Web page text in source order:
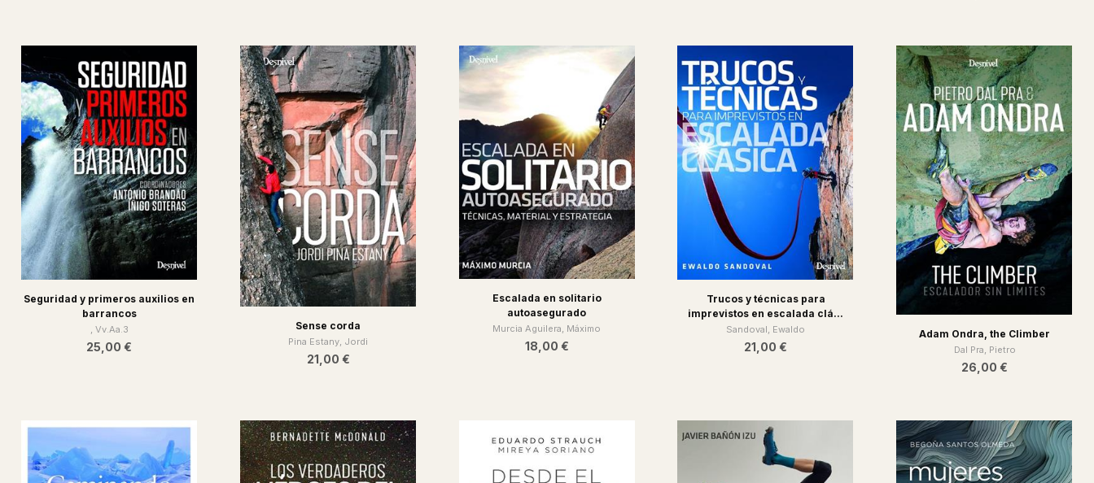
Seguridad y primeros auxilios en
barrancos
, Vv.Aa.3
25,00 €
Sense corda
Pina Estany, Jordi
21,00 €
Escalada en solitario
autoasegurado
Murcia Aguilera, Máximo
18,00 €
Trucos y técnicas para
imprevistos en escalada clá...
Sandoval, Ewaldo
21,00 €
Adam Ondra, the Climber
Dal Pra, Pietro
26,00 €